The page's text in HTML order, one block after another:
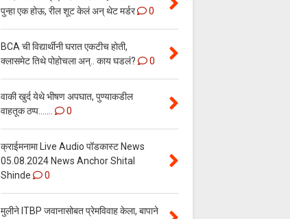
पुन्हा एक होऊ, रील शूट केलं अन् थेट मर्डर
0
BCA ची विद्यार्थीनी घरात एकटीच होती,
क्लासमेट तिथे पोहोचला अन्.. काय घडलं?
0
वाकी खुर्द येथे भीषण अपघात, पुण्याकडील
वाहतूक ठप्प.......
0
क्राईमनामा Live Audio पॉडकास्ट News
05.08.2024 News Anchor Shital
Shinde
0
मुलीने ITBP जवानासोबत प्रेमविवाह केला, बापाने